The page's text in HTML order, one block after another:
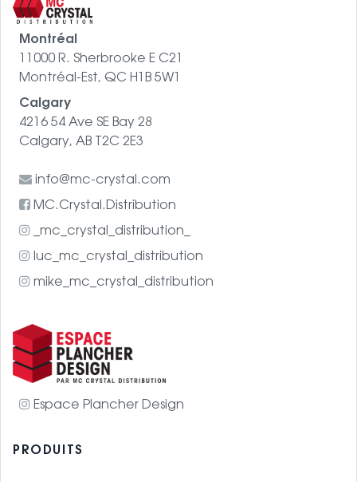
Montréal
11000 R. Sherbrooke E C21
Montréal-Est, QC H1B 5W1
Calgary
4216 54 Ave SE Bay 28
Calgary, AB T2C 2E3
info@mc-crystal.com
MC.Crystal.Distribution
_mc_crystal_distribution_
luc_mc_crystal_distribution
mike_mc_crystal_distribution
Espace Plancher Design
PRODUITS